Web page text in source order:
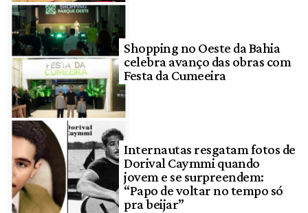
Shopping no Oeste da Bahia
celebra avanço das obras com
Festa da Cumeeira
Internautas resgatam fotos de
Dorival Caymmi quando
jovem e se surpreendem:
“Papo de voltar no tempo só
pra beijar”